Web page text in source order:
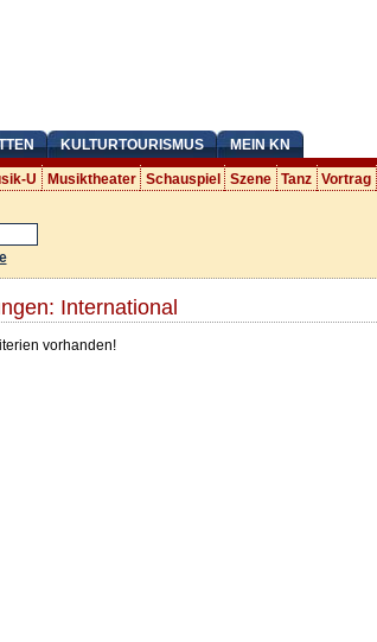
KULTURTOURISMUS MEIN KN
U Musiktheater Schauspiel Szene Tanz Vortrag
International
vorhanden!